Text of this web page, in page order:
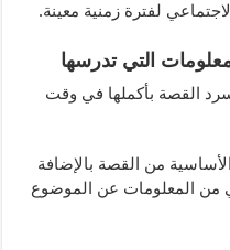
لفترة زمنية معينة.
القصة بأكملها في وقت
من القصة بالإضافة
المعلومات عن الموضوع